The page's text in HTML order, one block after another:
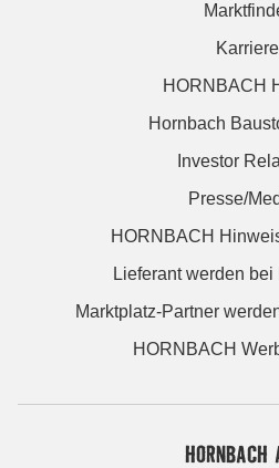
Karriere
HORNBACH
Hornbach
Investor
Presse/
HORNBACH
Lieferant werden
Marktplatz-Partner
HORNBACH
HORNBACH